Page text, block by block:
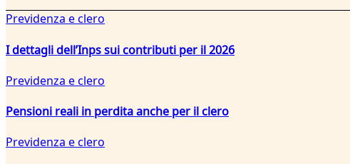
Previdenza e clero
I dettagli dell’Inps sui contributi per il 2026
Previdenza e clero
Pensioni reali in perdita anche per il clero
Previdenza e clero